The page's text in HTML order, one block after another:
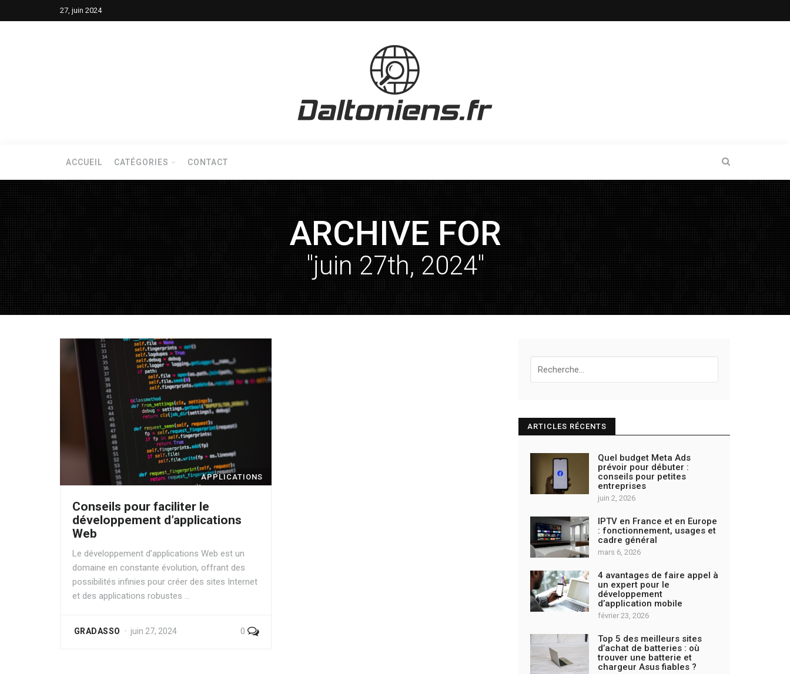
27, juin 2024
ACCUEIL CATÉGORIES CONTACT
ARCHIVE FOR
"juin 27th, 2024"
APPLICATIONS
Conseils pour faciliter le
développement d’applications
Web
Le développement d’applications Web est un
domaine en constante évolution, offrant des
possibilités infinies pour créer des sites Internet
et des applications robustes …
0
GRADASSO juin 27, 2024
ARTICLES RÉCENTS
Quel budget Meta Ads
prévoir pour débuter :
conseils pour petites
entreprises
juin 2, 2026
IPTV en France et en Europe
: fonctionnement, usages et
cadre général
mars 6, 2026
4 avantages de faire appel à
un expert pour le
développement
d’application mobile
février 23, 2026
Top 5 des meilleurs sites
d’achat de batteries : où
trouver une batterie et
chargeur Asus fiables ?